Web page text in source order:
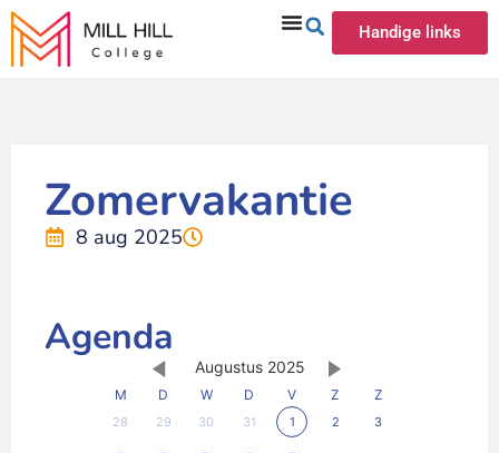
Handige links
Zomervakantie
8 aug 2025
Agenda
Augustus 2025
M D W D V Z Z
28 29 30 31 1 2 3